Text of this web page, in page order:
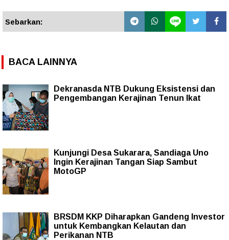
Sebarkan:
BACA LAINNYA
Dekranasda NTB Dukung Eksistensi dan
Pengembangan Kerajinan Tenun Ikat
Kunjungi Desa Sukarara, Sandiaga Uno
Ingin Kerajinan Tangan Siap Sambut
MotoGP
BRSDM KKP Diharapkan Gandeng Investor
untuk Kembangkan Kelautan dan
Perikanan NTB